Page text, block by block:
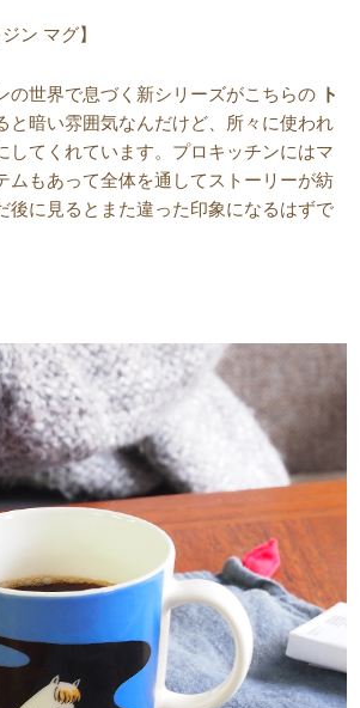
ン マグ】
の世界で息づく新シリーズがこちらの ト
と暗い雰囲気なんだけど、所々に使われ
てくれています。プロキッチンにはマ
ムもあって全体を通してストーリーが紡
後に見るとまた違った印象になるはずで